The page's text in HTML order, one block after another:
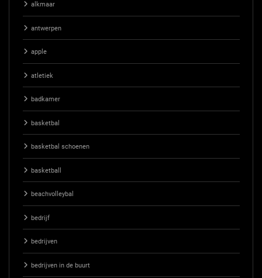
alkmaar
antwerpen
apple
atletiek
badkamer
basketbal
basketbal schoenen
basketball
beachvolleybal
bedrijf
bedrijven
bedrijven in de buurt